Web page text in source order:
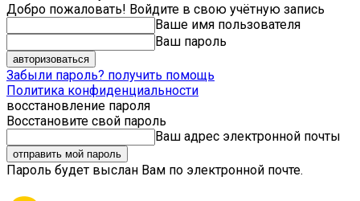
Добро пожаловать! Войдите в свою учётную запись
Ваше имя пользователя
Ваш пароль
Забыли пароль? получить помощь
Политика конфиденциальности
восстановление пароля
Восстановите свой пароль
Ваш адрес электронной почты
Пароль будет выслан Вам по электронной почте.